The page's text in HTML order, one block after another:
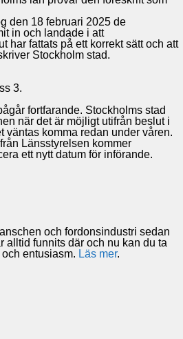
den 18 februari 2025 de
in och landade i att
har fattats på ett korrekt sätt och att
Stockholm stad.
3.
fortfarande. Stockholms stad
när det är möjligt utifrån beslut i
väntas komma redan under våren.
Länsstyrelsen kommer
ett nytt datum för införande.
och fordonsindustri sedan
alltid funnits där och nu kan du ta
entusiasm. Läs mer.